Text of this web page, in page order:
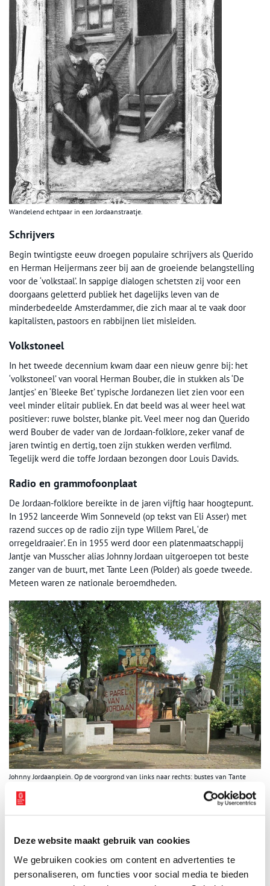
Deze website maakt gebruik van cookies
We gebruiken cookies om content en advertenties te
personaliseren, om functies voor social media te bieden
Wandelend echtpaar in een Jordaanstraatje.
Schrijvers
Begin twintigste eeuw droegen populaire schrijvers als Querido
en Herman Heijermans zeer bij aan de groeiende belangstelling
voor de ‘volkstaal’. In sappige dialogen schetsten zij voor een
doorgaans geletterd publiek het dagelijks leven van de
minderbedeelde Amsterdammer, die zich maar al te vaak door
kapitalisten, pastoors en rabbijnen liet misleiden.
Volkstoneel
In het tweede decennium kwam daar een nieuw genre bij: het
‘volkstoneel’ van vooral Herman Bouber, die in stukken als ‘De
Jantjes’ en ‘Bleeke Bet’ typische Jordanezen liet zien voor een
veel minder elitair publiek. En dat beeld was al weer heel wat
positiever: ruwe bolster, blanke pit. Veel meer nog dan Querido
werd Bouber de vader van de Jordaan-folklore, zeker vanaf de
jaren twintig en dertig, toen zijn stukken werden verfilmd.
Tegelijk werd die toffe Jordaan bezongen door Louis Davids.
Radio en grammofoonplaat
De Jordaan-folklore bereikte in de jaren vijftig haar hoogtepunt.
In 1952 lanceerde Wim Sonneveld (op tekst van Eli Asser) met
razend succes op de radio zijn type Willem Parel, ‘de
orregeldraaier’. En in 1955 werd door een platenmaatschappij
Jantje van Musscher alias Johnny Jordaan uitgeroepen tot beste
zanger van de buurt, met Tante Leen (Polder) als goede tweede.
Meteen waren ze nationale beroemdheden.
Johnny Jordaanplein. Op de voorgrond van links naar rechts: bustes van Tante
Amsterdam.
Uittocht en renovatie
De Jordaan was toen allang niet meer een ‘eiland’ in de stad. Veel
wereldoorlogen waren bovendien velen hun krotwoningen
ontvlucht naar de charmante nieuwe tuindorpen in Noord. En